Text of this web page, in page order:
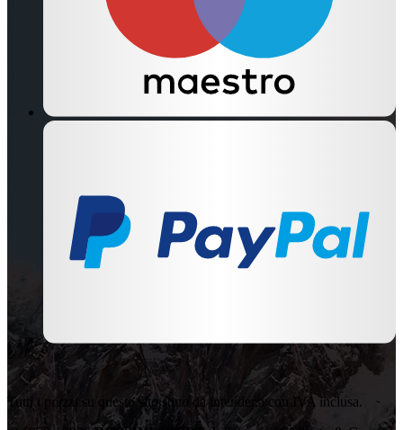
Tutti i prezzi su questo sito sono da intendersi con IVA inclusa.